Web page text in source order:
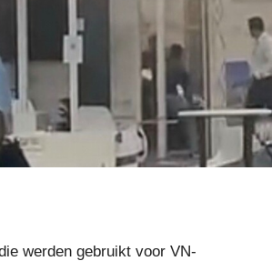
werden gebruikt voor VN-